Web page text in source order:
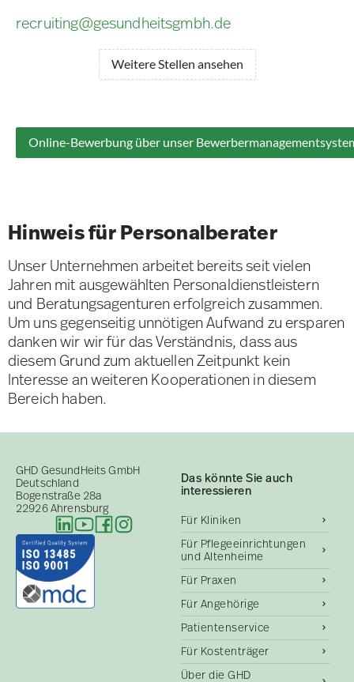
recruiting@gesundheitsgmbh.de
Weitere Stellen ansehen
Online-Bewerbung über unser
Hinweis für Personalberater
Unser Unternehmen arbeitet bereits seit vielen
Jahren mit ausgewählten Personaldienstleistern
und Beratungsagenturen erfolgreich zusammen.
Um uns gegenseitig unnötigen Aufwand zu ersparen
danken wir wir für das Verständnis, dass aus
diesem Grund zum aktuellen Zeitpunkt kein
Interesse an weiteren Kooperationen in diesem
Bereich haben.
GHD GesundHeits GmbH
Deutschland
Bogenstraße 28a
22926 Ahrensburg
Das könnte Sie auch
interessieren
Für Kliniken
Für Pflegeeinrichtungen
und Altenheime
Für Praxen
Für Angehörige
Patientenservice
Für Kostenträger
Über die GHD